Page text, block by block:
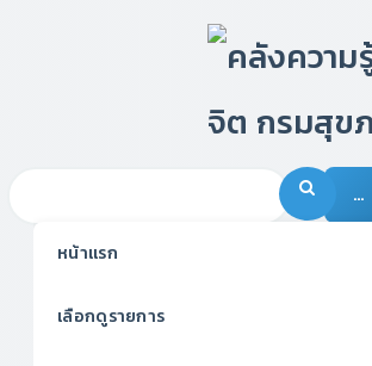
…
หน้าแรก
เลือกดูรายการ